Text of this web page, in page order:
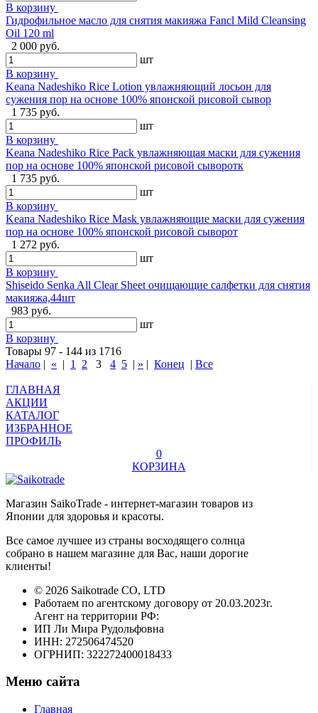
В корзину
Гидрофильное масло для снятия макияжа Fancl Mild Cleansing
Oil 120 ml
2 000 руб.
шт
В корзину
Keana Nadeshiko Rice Lotion увлажняющий лосьон для
сужения пор на основе 100% японской рисовой сывор
1 735 руб.
шт
В корзину
Keana Nadeshiko Rice Pack увлажняющая маски для сужения
пор на основе 100% японской рисовой сыворотк
1 735 руб.
шт
В корзину
Keana Nadeshiko Rice Mask увлажняющие маски для сужения
пор на основе 100% японской рисовой сыворот
1 272 руб.
шт
В корзину
Shiseido Senka All Clear Sheet очищающие салфетки для снятия
макияжа,44шт
983 руб.
шт
В корзину
Товары 97 - 144 из 1716
Начало | « | 1 2 3 4 5 | » | Конец | Все
ГЛАВНАЯ
АКЦИИ
КАТАЛОГ
ИЗБРАННОЕ
ПРОФИЛЬ
0
КОРЗИНА
Магазин SaikoTrade - интернет-магазин товаров из
Японии для здоровья и красоты.
Все самое лучшее из страны восходящего солнца
собрано в нашем магазине для Вас, наши дорогие
клиенты!
© 2026 Saikotrade CO, LTD
Работаем по агентскому договору от 20.03.2023г.
Агент на территории РФ:
ИП Ли Мира Рудольфовна
ИНН: 272506474520
ОГРНИП: 322272400018433
Меню сайта
Главная